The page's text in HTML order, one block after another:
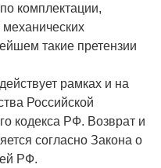
комплектации,
такие претензии
рамках и на
Российской
кодекса РФ. Возврат и
согласно Закона о
РФ.